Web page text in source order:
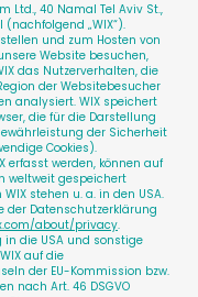
Ltd., 40 Namal Tel Aviv St.,
(nachfolgend „WIX“).
und zum Hosten von
Website besuchen,
das Nutzerverhalten, die
der Websitebesucher
analysiert. WIX speichert
die für die Darstellung
der Sicherheit
Cookies).
erfasst werden, können auf
weltweit gespeichert
stehen u. a. in den USA.
der Datenschutzerklärung
about/privacy.
die USA und sonstige
auf die
der EU-Kommission bzw.
nach Art. 46 DSGVO